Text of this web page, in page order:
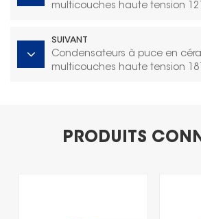
multicouches haute tension
SUIVANT
Condensateurs à puce en
multicouches haute tension
PRODUITS